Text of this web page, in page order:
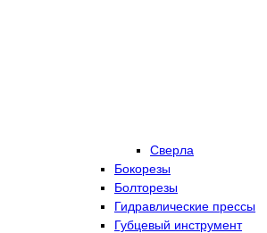
Сверла
Бокорезы
Болторезы
Гидравлические прессы
Губцевый инструмент